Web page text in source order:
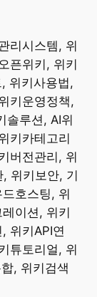
리시스템, 위
픈위키, 위키
위키사용법,
키운영정책,
솔루션, AI위
키카테고리
버전관리, 위
위키보안, 기
호스팅, 위
이션, 위키
위키API연
튜토리얼, 위
, 위키검색